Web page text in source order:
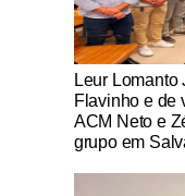
Notícias Católicas
Leur Lomanto
Flavinho e de
ACM Neto e
grupo em